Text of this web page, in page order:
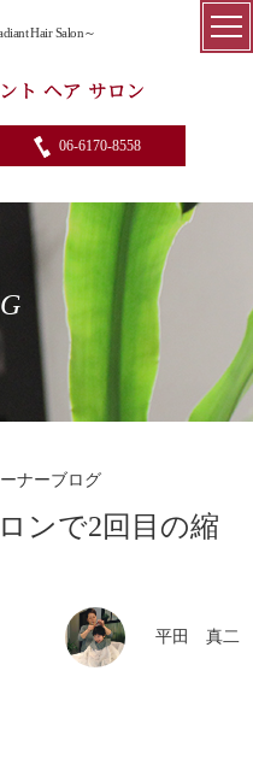
Hair Salon～
06-6170-8558
ナーブログ
ンで2回目の縮
平田 真二